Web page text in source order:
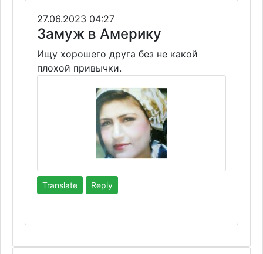
27.06.2023 04:27
Замуж в Америку
Ищу хорошего друга без не какой
плохой привычки.
Translate Reply